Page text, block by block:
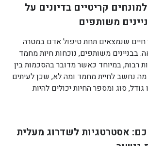
קריטיים בדיונים על
משותפים
חיים שנמצאים תחת טיפול אדם במטרה
בבניינים משותפים, נוכחות חיות מחמד
רבות, במיוחד כאשר מדובר בהסכמות בין
מה נחשב לחיית מחמד ומה לא, שכן לעיתים
סוג ומספר החיות יכולים להיות
אסטרטגיות לשדרוג מעלית